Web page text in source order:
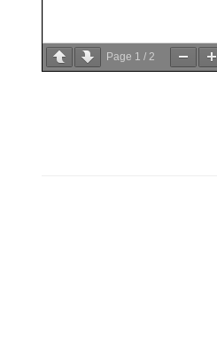
Page 1 / 2